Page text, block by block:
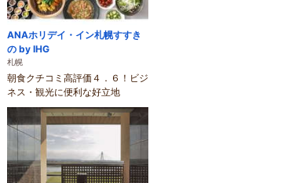
ANAホリデイ・イン札幌すすき
の by IHG
札幌
朝食クチコミ高評価４．６！ビジ
ネス・観光に便利な好立地